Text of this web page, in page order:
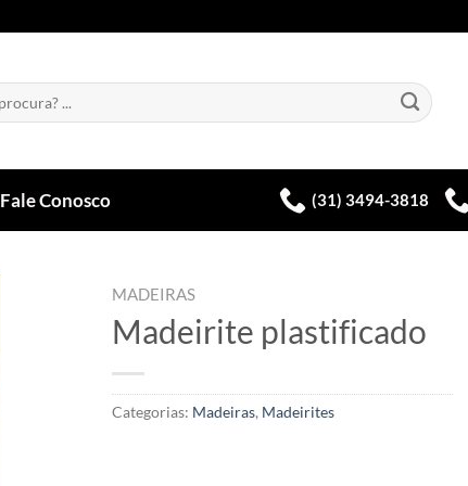
Fale Conosco (31) 3494-3818
MADEIRAS
Madeirite plastificado
Categorias: Madeiras, Madeirites